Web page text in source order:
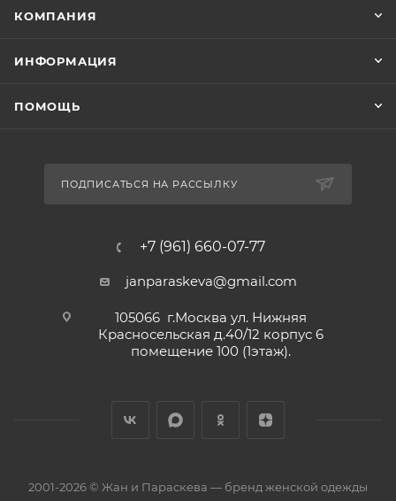
КОМПАНИЯ
ИНФОРМАЦИЯ
ПОМОЩЬ
ПОДПИСАТЬСЯ НА РАССЫЛКУ
+7 (961) 660-07-77
janparaskeva@gmail.com
105066 г.Москва ул. Нижняя
Красносельская д.40/12 корпус 6
помещение 100 (1этаж).
2001-2026 © Жан и Параскева — бренд женской одежды